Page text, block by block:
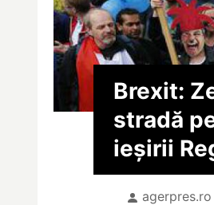
Brexit:
stradă
ieșirii
agerpres.ro